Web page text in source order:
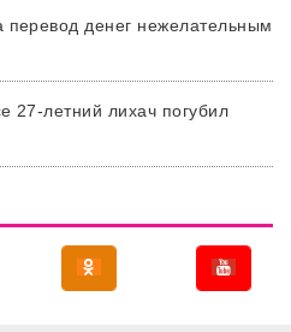
перевод денег нежелательным
27-летний лихач погубил